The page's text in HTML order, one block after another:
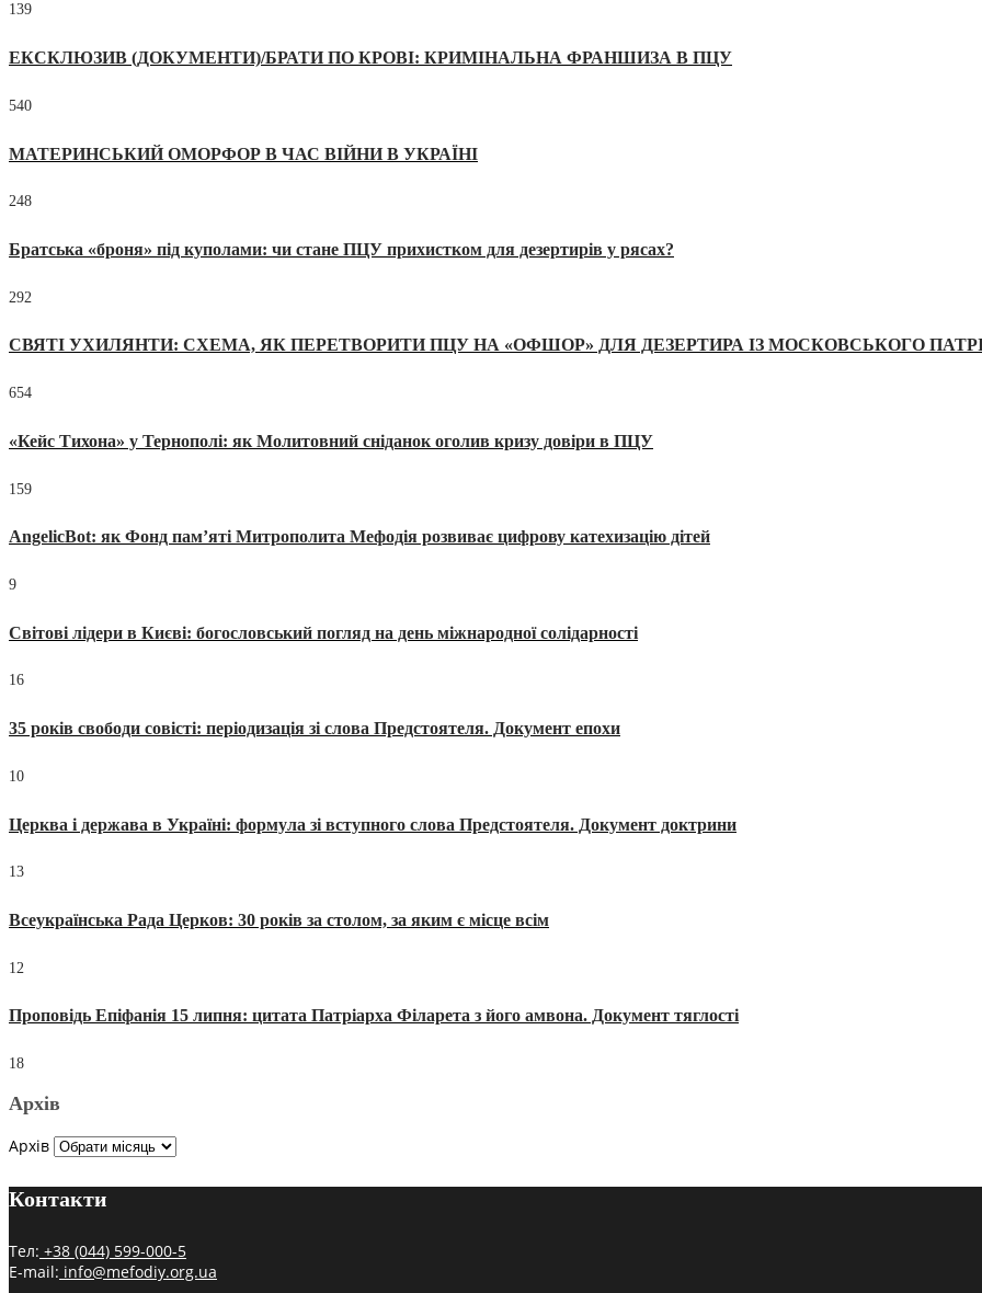
139
ЕКСКЛЮЗИВ (ДОКУМЕНТИ)/БРАТИ ПО КРОВІ: КРИМІНАЛЬНА ФРАНШИЗА В ПЦУ
540
МАТЕРИНСЬКИЙ ОМОРФОР В ЧАС ВІЙНИ В УКРАЇНІ
248
Братська «броня» під куполами: чи стане ПЦУ прихистком для дезертирів у рясах?
292
СВЯТІ УХИЛЯНТИ: СХЕМА, ЯК ПЕРЕТВОРИТИ ПЦУ НА «ОФШОР» ДЛЯ ДЕЗЕРТИРА ІЗ МОСКОВСЬКОГО
654
«Кейс Тихона» у Тернополі: як Молитовний сніданок оголив кризу довіри в ПЦУ
159
AngelicBot: як Фонд пам’яті Митрополита Мефодія розвиває цифрову катехизацію дітей
9
Світові лідери в Києві: богословський погляд на день міжнародної солідарності
16
35 років свободи совісті: періодизація зі слова Предстоятеля. Документ епохи
10
Церква і держава в Україні: формула зі вступного слова Предстоятеля. Документ доктрини
13
Всеукраїнська Рада Церков: 30 років за столом, за яким є місце всім
12
Проповідь Епіфанія 15 липня: цитата Патріарха Філарета з його амвона. Документ тяглості
18
Архів
Архів
Контакти
Тел: +38 (044) 599-000-5
E-mail: info@mefodiy.org.ua